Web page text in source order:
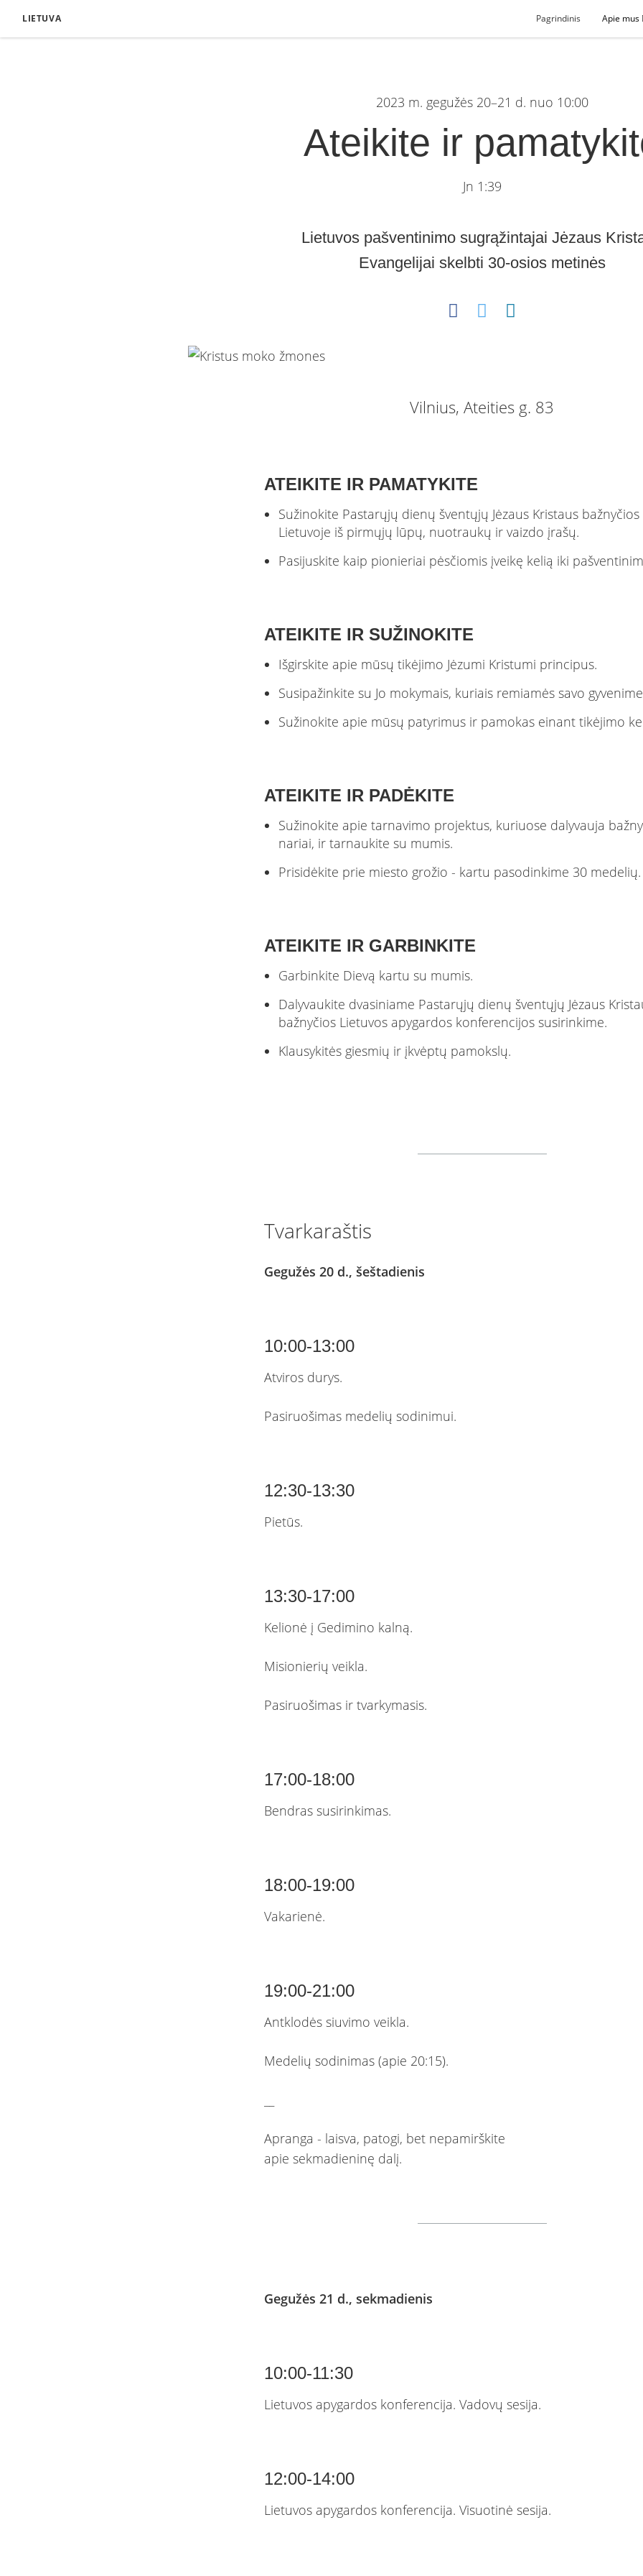
LIETUVA Pagrindinis Apie mus
2023 m. gegužės 20–21 d. nuo 10:00
Ateikite ir
Jn 1:39
Lietuvos pašventinimo sugrąžintajai Jėzaus
Evangelijai skelbti 30-osios metinės
Vilnius, Ateities g. 83
ATEIKITE IR PAMATYKITE
Sužinokite Pastarųjų dienų šventųjų Jėzaus Kristaus
Lietuvoje iš pirmųjų lūpų, nuotraukų ir vaizdo įrašų.
Pasijuskite kaip pionieriai pėsčiomis įveikę kelią iki
ATEIKITE IR SUŽINOKITE
Išgirskite apie mūsų tikėjimo Jėzumi Kristumi principus.
Susipažinkite su Jo mokymais, kuriais remiamės savo
Sužinokite apie mūsų patyrimus ir pamokas einant tikėjimo
ATEIKITE IR PADĖKITE
Sužinokite apie tarnavimo projektus, kuriuose dalyvauja
nariai, ir tarnaukite su mumis.
Prisidėkite prie miesto grožio - kartu pasodinkime 30 medelių.
ATEIKITE IR GARBINKITE
Garbinkite Dievą kartu su mumis.
Dalyvaukite dvasiniame Pastarųjų dienų šventųjų Jėzaus
bažnyčios Lietuvos apygardos konferencijos susirinkime.
Klausykitės giesmių ir įkvėptų pamokslų.
Tvarkaraštis
Gegužės 20 d., šeštadienis
10:00-13:00
Atviros durys.
Pasiruošimas medelių sodinimui.
12:30-13:30
Pietūs.
13:30-17:00
Kelionė į Gedimino kalną.
Misionierių veikla.
Pasiruošimas ir tvarkymasis.
17:00-18:00
Bendras susirinkimas.
18:00-19:00
Vakarienė.
19:00-21:00
Antklodės siuvimo veikla.
Medelių sodinimas (apie 20:15).
Apranga - laisva, patogi, bet nepamirškite
apie sekmadieninę dalį.
Gegužės 21 d., sekmadienis
10:00-11:30
Lietuvos apygardos konferencija. Vadovų sesija.
12:00-14:00
Lietuvos apygardos konferencija. Visuotinė sesija.